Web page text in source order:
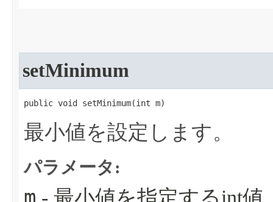
setMinimum
public void setMinimum​(int m)
最小値を設定します。
パラメータ:
m - 最小値を指定するint値